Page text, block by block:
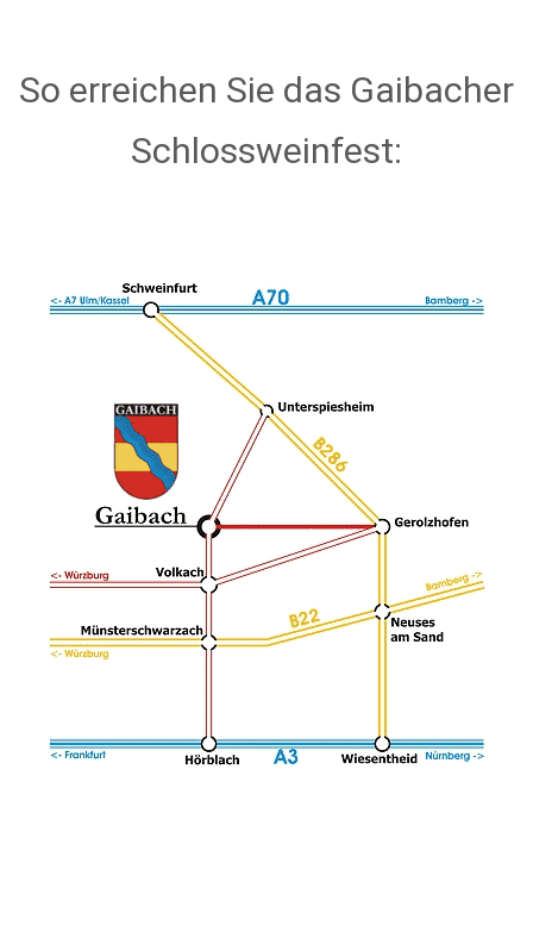
So erreichen Sie das Gaibacher
Schlossweinfest: